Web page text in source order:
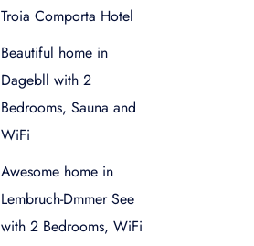
Troia Comporta Hotel
Beautiful home in
Dagebll with 2
Bedrooms, Sauna and
WiFi
Awesome home in
Lembruch-Dmmer See
with 2 Bedrooms, WiFi